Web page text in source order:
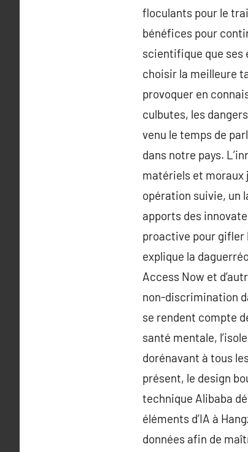
floculants pour le
bénéfices pour
scientifique que ses
choisir la meilleure
provoquer en
culbutes, les
venu le temps de
dans notre pays.
matériels et moraux
opération suivie, un
apports des
proactive pour gifler
explique la
Access Now et
non-discrimination
se rendent compte
santé mentale,
dorénavant à tous
présent, le design
technique Alibaba
éléments d’IA à
données afin de